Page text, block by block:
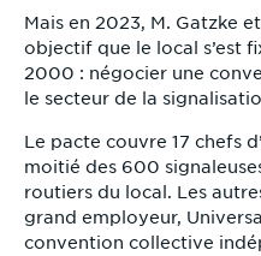
Mais en 2023, M. Gatzke
objectif que le local s’est
2000 : négocier une
le secteur de la
Le pacte couvre 17 chefs
moitié des 600
routiers du local. Les
grand employeur,
convention collective